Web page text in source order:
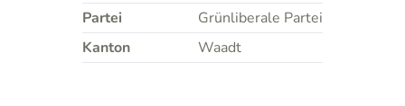
Partei
Grünliberale Partei
Kanton
Waadt